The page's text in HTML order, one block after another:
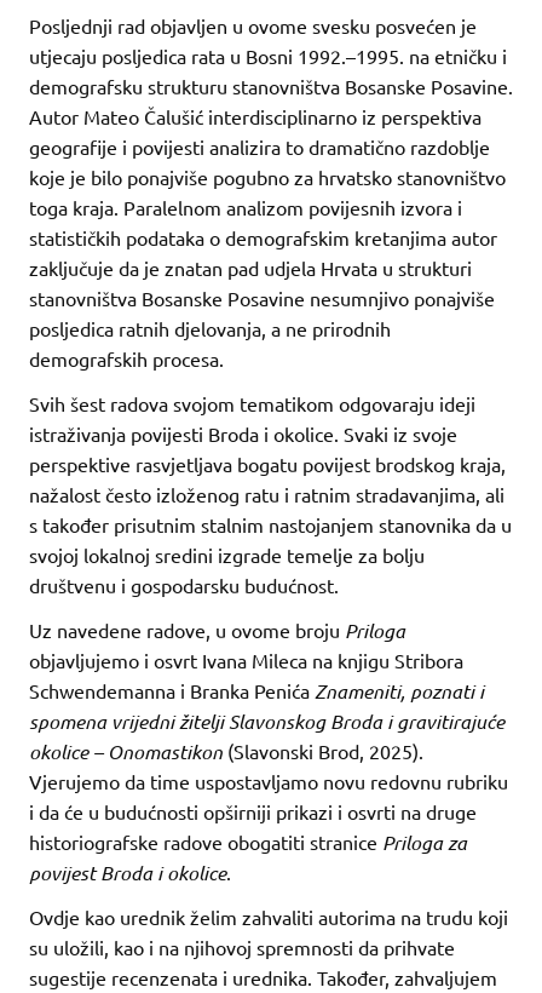
Posljednji rad objavljen u ovome svesku posvećen je
utjecaju posljedica rata u Bosni 1992.–1995. na etničku i
demografsku strukturu stanovništva Bosanske Posavine.
Autor Mateo Čalušić interdisciplinarno iz perspektiva
geografije i povijesti analizira to dramatično razdoblje
koje je bilo ponajviše pogubno za hrvatsko stanovništvo
toga kraja. Paralelnom analizom povijesnih izvora i
statističkih podataka o demografskim kretanjima autor
zaključuje da je znatan pad udjela Hrvata u strukturi
stanovništva Bosanske Posavine nesumnjivo ponajviše
posljedica ratnih djelovanja, a ne prirodnih
demografskih procesa.
Svih šest radova svojom tematikom odgovaraju ideji
istraživanja povijesti Broda i okolice. Svaki iz svoje
perspektive rasvjetljava bogatu povijest brodskog kraja,
nažalost često izloženog ratu i ratnim stradavanjima, ali
s također prisutnim stalnim nastojanjem stanovnika da u
svojoj lokalnoj sredini izgrade temelje za bolju
društvenu i gospodarsku budućnost.
Uz navedene radove, u ovome broju Priloga
objavljujemo i osvrt Ivana Mileca na knjigu Stribora
Schwendemanna i Branka Penića Znameniti, poznati i
spomena vrijedni žitelji Slavonskog Broda i gravitirajuće
okolice – Onomastikon (Slavonski Brod, 2025).
Vjerujemo da time uspostavljamo novu redovnu rubriku
i da će u budućnosti opširniji prikazi i osvrti na druge
historiografske radove obogatiti stranice Priloga za
povijest Broda i okolice.
Ovdje kao urednik želim zahvaliti autorima na trudu koji
su uložili, kao i na njihovoj spremnosti da prihvate
sugestije recenzenata i urednika. Također, zahvaljujem